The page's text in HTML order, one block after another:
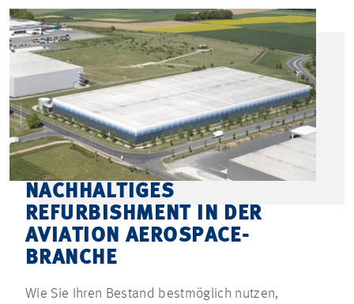
NACHHALTIGES
REFURBISHMENT IN DER
AVIATION AEROSPACE-
BRANCHE
Wie Sie Ihren Bestand bestmöglich nutzen,